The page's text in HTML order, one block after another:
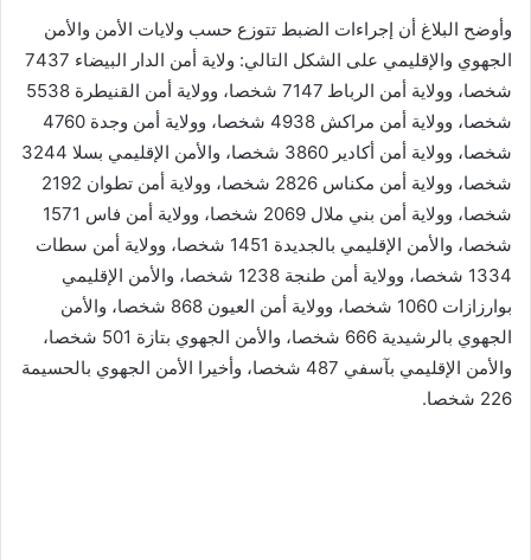
وأوضح البلاغ أن إجراءات الضبط تتوزع حسب ولايات الأمن والأمن
الجهوي والإقليمي على الشكل التالي: ولاية أمن الدار البيضاء 7437
شخصا، وولاية أمن الرباط 7147 شخصا، وولاية أمن القنيطرة 5538
شخصا، وولاية أمن مراكش 4938 شخصا، وولاية أمن وجدة 4760
شخصا، وولاية أمن أكادير 3860 شخصا، والأمن الإقليمي بسلا 3244
شخصا، وولاية أمن مكناس 2826 شخصا، وولاية أمن تطوان 2192
شخصا، وولاية أمن بني ملال 2069 شخصا، وولاية أمن فاس 1571
شخصا، والأمن الإقليمي بالجديدة 1451 شخصا، وولاية أمن سطات
1334 شخصا، وولاية أمن طنجة 1238 شخصا، والأمن الإقليمي
بوارزازات 1060 شخصا، وولاية أمن العيون 868 شخصا، والأمن
الجهوي بالرشيدية 666 شخصا، والأمن الجهوي بتازة 501 شخصا،
والأمن الإقليمي بآسفي 487 شخصا، وأخيرا الأمن الجهوي بالحسيمة
226 شخصا.